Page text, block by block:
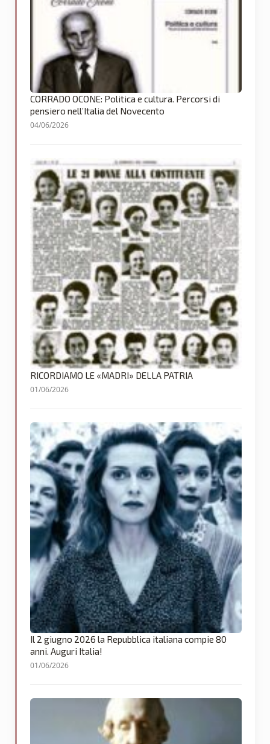
CORRADO OCONE: Politica e cultura. Percorsi di
pensiero nell’Italia del Novecento
04/06/2026
RICORDIAMO LE «MADRI» DELLA PATRIA
01/06/2026
Il 2 giugno 2026 la Repubblica italiana compie 80
anni. Auguri Italia!
01/06/2026